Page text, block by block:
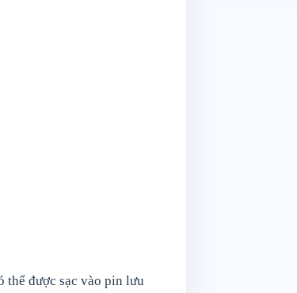
thể được sạc vào pin lưu